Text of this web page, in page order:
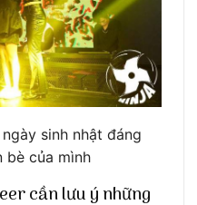
sinh nhật đáng
bè của mình
cần lưu ý những